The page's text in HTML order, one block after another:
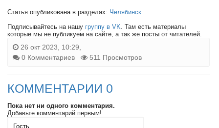
Статья опубликована в разделах: Челябинск
Подписывайтесь на нашу группу в VK . Там есть материалы
которые мы не публикуем на сайте, а так же посты от читателей.
26 окт 2023, 10:29,
0 Комментариев
511 Просмотров
КОММЕНТАРИИ 0
Пока нет ни одного комментария.
Добавьте комментарий первым!